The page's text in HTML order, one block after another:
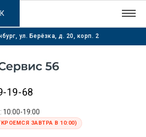
ул. Берёзка, д. 20, корп. 2
19-68
19:00
ЗАВТРА В 10:00)